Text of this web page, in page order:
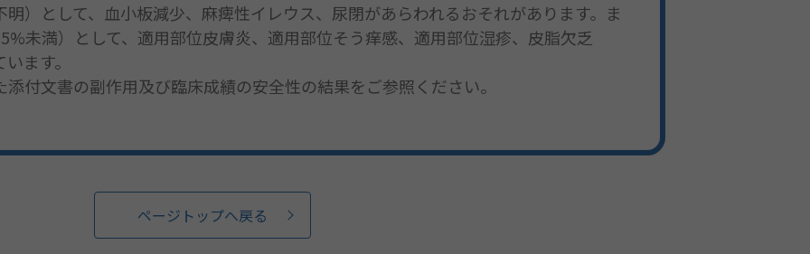
）として、血小板減少、麻痺性イレウス、尿閉があらわれるおそれがあります。ま
未満）として、適用部位皮膚炎、適用部位そう痒感、適用部位湿疹、皮脂欠乏
ます。
付文書の副作用及び臨床成績の安全性の結果をご参照ください。